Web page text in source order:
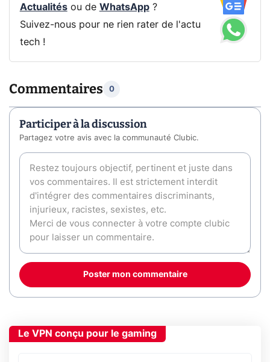
Actualitésou de WhatsApp?
Suivez-nous pour ne rien rater de l'actu
tech !
Commentaires 0
Participer à la discussion
Partagez votre avis avec la communauté Clubic.
Poster mon commentaire
Le VPN conçu pour le gaming